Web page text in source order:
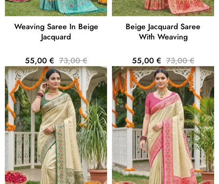
Weaving Saree In Beige
Jacquard
55,00 € 73,00 €
Beige Jacquard Saree
With Weaving
55,00 € 73,00 €